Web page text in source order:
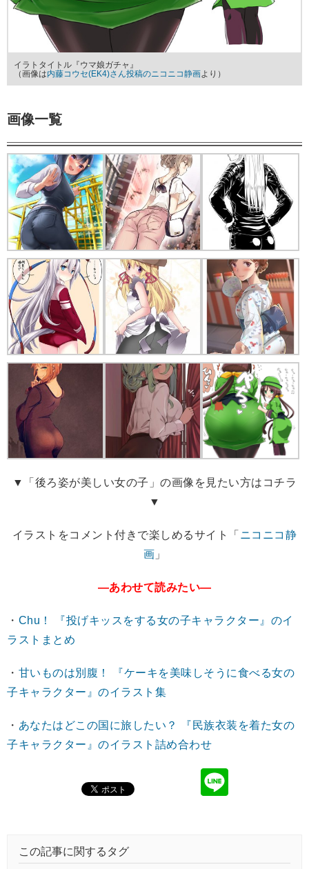
イラトタイトル『ウマ娘ガチャ』
（画像は内藤コウセ(EK4)さん投稿のニコニコ静画より）
画像一覧
▼「後ろ姿が美しい女の子」の画像を見たい方はコチラ
▼
イラストをコメント付きで楽しめるサイト「 ニコニコ静
画 」
―あわせて読みたい―
・ Chu！ 『投げキッスをする女の子キャラクター』のイ
ラストまとめ
・ 甘いものは別腹！ 『ケーキを美味しそうに食べる女の
子キャラクター』のイラスト集
・ あなたはどこの国に旅したい？ 『民族衣装を着た女の
子キャラクター』のイラスト詰め合わせ
この記事に関するタグ